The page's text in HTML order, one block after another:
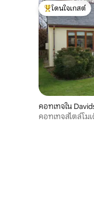
โดนใจเกสต์ที่สุด
โดนใจเกสต์
คอทเทจใน
คอทเทจสไตล์โม